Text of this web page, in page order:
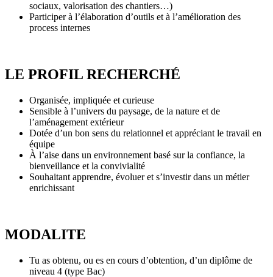
sociaux, valorisation des chantiers…)
Participer à l’élaboration d’outils et à l’amélioration des
process internes
LE PROFIL RECHERCHÉ
Organisée, impliquée et curieuse
Sensible à l’univers du paysage, de la nature et de
l’aménagement extérieur
Dotée d’un bon sens du relationnel et appréciant le travail en
équipe
À l’aise dans un environnement basé sur la confiance, la
bienveillance et la convivialité
Souhaitant apprendre, évoluer et s’investir dans un métier
enrichissant
MODALITE
Tu as obtenu, ou es en cours d’obtention, d’un diplôme de
niveau 4 (type Bac)